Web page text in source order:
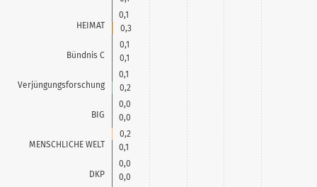
HEIMAT
Bündnis C
Verjüngungsforschung
BIG
MENSCHLICHE WELT
DKP
0,3
0,1
0,2
0,0
0,1
0,0
0,1
0,1
0,1
0,0
0,2
0,0